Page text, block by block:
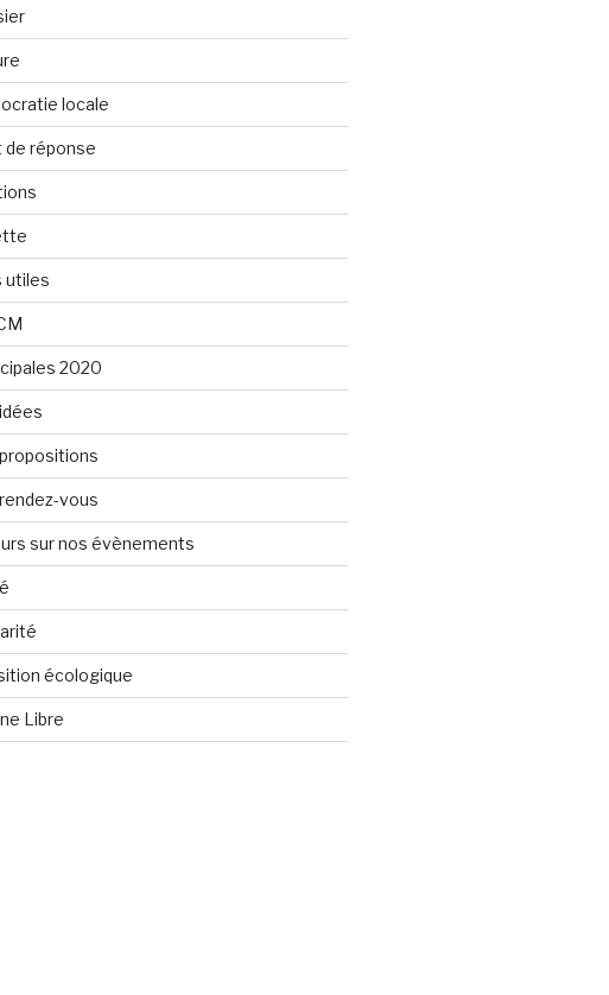
locale
de réponse
utiles
2020
vous
sur nos évènements
écologique
Libre